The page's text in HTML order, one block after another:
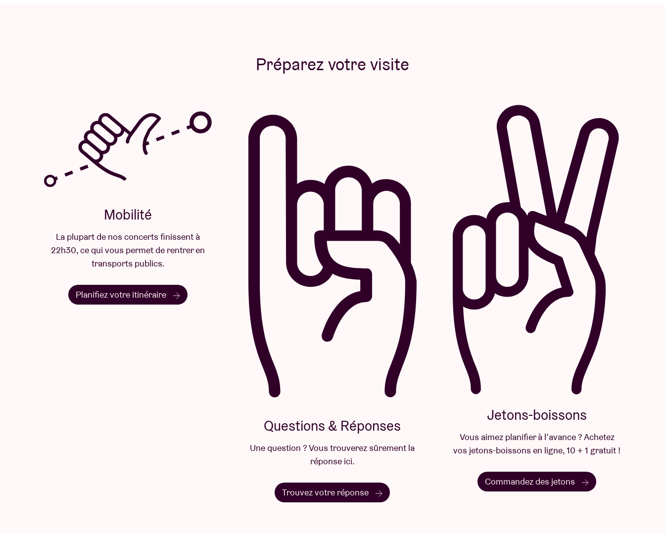
Préparez votre visite
Mobilité
La plupart de nos concerts finissent à
22h30, ce qui vous permet de rentrer en
transports publics.
Planifiez votre itinéraire
Questions & Réponses
Une question ? Vous trouverez sûrement la
réponse ici.
Trouvez votre réponse
Jetons-boissons
Vous aimez planifier à l’avance ? Achetez
vos jetons-boissons en ligne, 10 + 1 gratuit !
Commandez des jetons